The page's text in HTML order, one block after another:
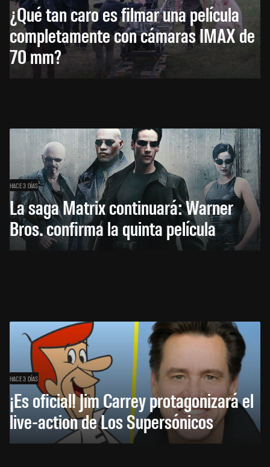
¿Qué tan caro es filmar una película
completamente con cámaras IMAX de
70 mm?
HACE 3 DÍAS
La saga Matrix continuará: Warner
Bros. confirma la quinta película
HACE 3 DÍAS
¡Es oficial! Jim Carrey protagonizará el
live-action de Los Supersónicos